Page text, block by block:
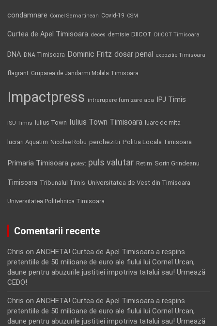
condamnare Cornel Samartinean Covid-19 CSM
Curtea de Apel Timisoara deces demisie DIICOT DIICOT Timisoara
DNA DNA Timisoara Dominic Fritz dosar penal expozitie Timisoara
flagrant Gruparea de Jandarmi Mobila Timisoara
Impactpress intrerupere furnizare apa IPJ Timis
ISU Timis Iulius Town Iulius Town Timisoara luare de mita
lucrari Aquatim Nicolae Robu perchezitii Politia Locala Timisoara
Primaria Timisoara protest puls valutar Retim Sorin Grindeanu
Timisoara Tribunalul Timis Universitatea de Vest din Timisoara
Universitatea Politehnica Timisoara
Comentarii recente
Chris on ANCHETA! Curtea de Apel Timisoara a respins
pretentiile de 50 milioane de euro ale fiului lui Cornel Urcan,
daune pentru abuzurile justitiei impotriva tatalui sau! Urmează
CEDO!
Chris on ANCHETA! Curtea de Apel Timisoara a respins
pretentiile de 50 milioane de euro ale fiului lui Cornel Urcan,
daune pentru abuzurile justitiei impotriva tatalui sau! Urmează